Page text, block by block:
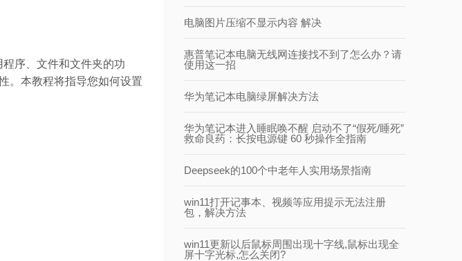
序、文件和文件夹的功
。本教程将指导您如何设置
电脑图片压缩不显示内容 解决
惠普笔记本电脑无线网连接找不到了怎么办？请
使用这一招
华为笔记本电脑绿屏解决方法
华为笔记本进入睡眠唤不醒 启动不了“假死/睡死”
救命良药：长按电源键 60 秒操作全指南
Deepseek的100个中老年人实用场景指南
win11打开记事本、视频等应用提示无法注册
包，解决方法
win11更新以后鼠标周围出现十字线,鼠标出现全
屏十字光标,怎么关闭?